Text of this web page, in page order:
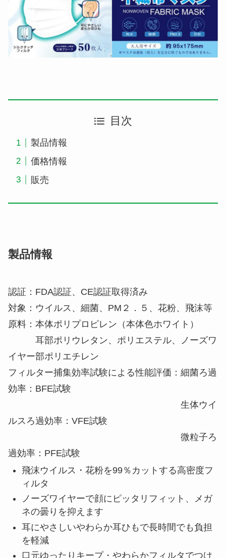
目次
製品情報
価格情報
販売
製品情報
認証：FDA認証、CE認証取得済み
対象：ウイルス、細菌、PM２．５、花粉、飛沫等
原料：本体ポリプロピレン（本体色ホワイト）
耳部ポリウレタン、ポリエステル、ノーズワ
イヤー部ポリエチレン
フィルター捕集効率試験による性能評価：細菌ろ過
効率：BFE試験
生体ウイ
ルスろ過効率：VFE試験
微粒子ろ
過効率：PFE試験
飛沫ウイルス・花粉を99％カットする高密度フ
ィルタ
ノーズワイヤーで顔にピッタリフィット、メガ
ネの曇りを抑えます
耳にやさしいやわらか耳ひもで長時間でも負担
を軽減
口元ゆったりキープ・やわらかフィルタでつけ